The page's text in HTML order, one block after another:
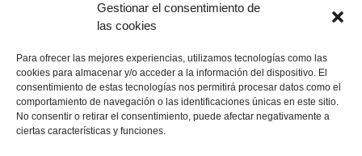
Gestionar el consentimiento de
las cookies
Para ofrecer las mejores experiencias, utilizamos tecnologías como las
cookies para almacenar y/o acceder a la información del dispositivo. El
consentimiento de estas tecnologías nos permitirá procesar datos como el
comportamiento de navegación o las identificaciones únicas en este sitio.
No consentir o retirar el consentimiento, puede afectar negativamente a
ciertas características y funciones.
Copyright © 2022 ADSP Salamanca. Todos los derechos
Aviso Legal–Política de Privacidad–Política de Cookies